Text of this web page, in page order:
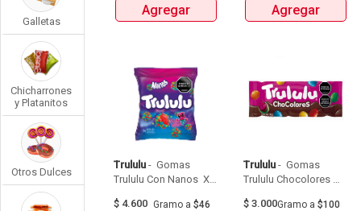
Galletas
Chicharrones
y Platanitos
Otros Dulces
Agregar Agregar
Trululu - Gomas
Trululu Con Nanos  X
$ 4.600 Gramoa $46
Trululu - Gomas
Trululu Chocolores
$3.000Gramo a$100